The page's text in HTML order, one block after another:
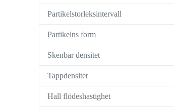
Partikelstorleksintervall
Partikelns form
Skenbar densitet
Tappdensitet
Hall flödeshastighet